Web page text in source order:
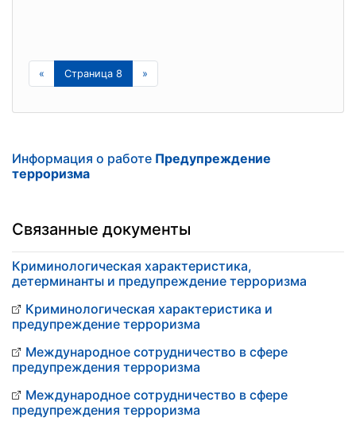
« Страница 8 »
Информация о работе Предупреждение
терроризма
Связанные документы
Криминологическая характеристика,
детерминанты и предупреждение терроризма
Криминологическая характеристика и
предупреждение терроризма
Международное сотрудничество в сфере
предупреждения терроризма
Международное сотрудничество в сфере
предупреждения терроризма